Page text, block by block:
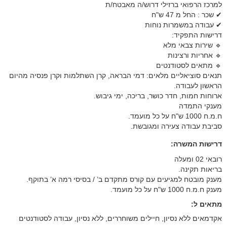
למרכז הרפואי ברזילי דרוש/ה מאבטח/ת
✔ שכר : החל מ 47 ש"ח
✔ עבודה במשמרות נוחות
דרישות התפקיד:
🔹 שירות צבאי מלא
🔹 אחריות ורצינות
🔹 מתאים לסטודנטים
תנאים סוציאליים מלאים: דמי הבראה, קרן השתלמות וקרן פנסיה מהיום
הראשון לעבודה.
ארוחות חמות, חדר כושר, בריכה, ימי גיבוש.
מענקי התמדה
ח.מ.ח 1000 ש"ח על כל מועמד.
סביבת עבודה צעירה ומגובשת.
דרישות המשרה:
רובאי 02 ומעלה
בריאות תקינה.
מענק מובטח למגיעים עם קורס מתקדם ב’ / בסיסי רמה א’ בתוקף.
מענק ח.מ.ח 1000 ש"ח על כל מועמד.
מתאים ל:
אקדמאים ללא נסיון, חיילים משוחררים, ללא נסיון, עבודה לסטודנטים